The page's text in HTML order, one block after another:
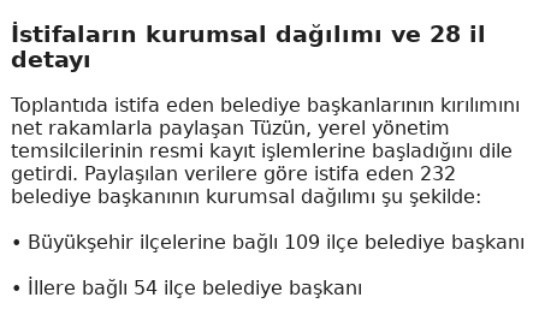
İstifaların kurumsal dağılımı ve 28 il
detayı
Toplantıda istifa eden belediye başkanlarının kırılımını
net rakamlarla paylaşan Tüzün, yerel yönetim
temsilcilerinin resmi kayıt işlemlerine başladığını dile
getirdi. Paylaşılan verilere göre istifa eden 232
belediye başkanının kurumsal dağılımı şu şekilde:
• Büyükşehir ilçelerine bağlı 109 ilçe belediye başkanı
• İllere bağlı 54 ilçe belediye başkanı